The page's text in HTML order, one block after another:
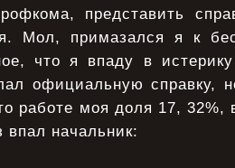
представить
Мол, примазался я к
что я впаду в
официальную справку,
работе моя доля 17, 32%,
впал начальник: